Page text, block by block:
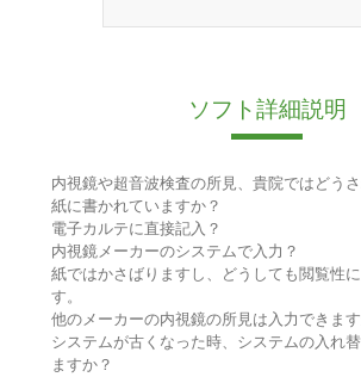
ソフト詳細説明
内視鏡や超音波検査の所見、貴院ではどう
紙に書かれていますか？
電子カルテに直接記入？
内視鏡メーカーのシステムで入力？
紙ではかさばりますし、どうしても閲覧性
す。
他のメーカーの内視鏡の所見は入力できます
システムが古くなった時、システムの入れ
ますか？